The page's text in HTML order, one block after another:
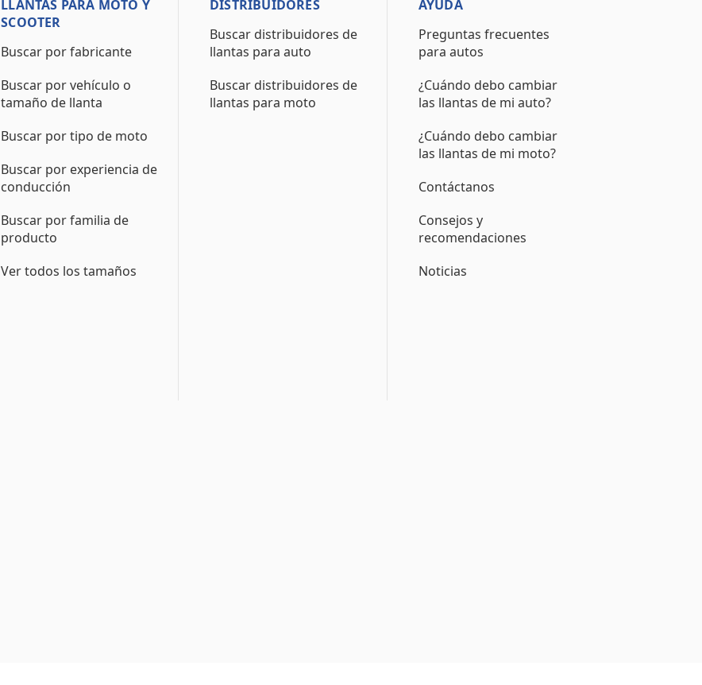
LLANTAS PARA MOTO Y
SCOOTER
Buscar por fabricante
Buscar por vehículo o
tamaño de llanta
Buscar por tipo de moto
Buscar por experiencia de
conducción
Buscar por familia de
producto
Ver todos los tamaños
DISTRIBUIDORES
Buscar distribuidores de
llantas para auto
Buscar distribuidores de
llantas para moto
AYUDA
Preguntas frecuentes
para autos
¿Cuándo debo cambiar
las llantas de mi auto?
¿Cuándo debo cambiar
las llantas de mi moto?
Contáctanos
Consejos y
recomendaciones
Noticias